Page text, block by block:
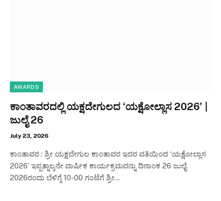
AWARDS
ಕಾಂತಾವರದಲ್ಲಿ ಯಕ್ಷದೇಗುಲದ ‘ಯಕ್ಷೋಲ್ಲಾಸ 2026’ |
ಜುಲೈ 26
July 23, 2026
ಕಾಂತಾವರ : ಶ್ರೀ ಯಕ್ಷದೇಗುಲ ಕಾಂತಾವರ ಇದರ ವತಿಯಿಂದ ‘ಯಕ್ಷೋಲ್ಲಾಸ
2026’ ಇಪ್ಪತ್ನಾಲ್ಕನೇ ವಾರ್ಷಿಕ ಕಾರ್ಯಕ್ರಮವನ್ನು ದಿನಾಂಕ 26 ಜುಲೈ
2026ರಂದು ಬೆಳಿಗ್ಗೆ 10-00 ಗಂಟೆಗೆ ಶ್ರೀ…